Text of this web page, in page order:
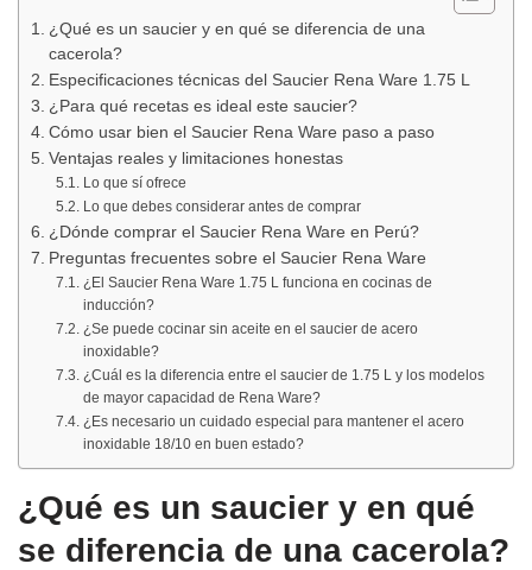
¿Qué es un saucier y en qué se diferencia de una
cacerola?
Especificaciones técnicas del Saucier Rena Ware 1.75 L
¿Para qué recetas es ideal este saucier?
Cómo usar bien el Saucier Rena Ware paso a paso
Ventajas reales y limitaciones honestas
Lo que sí ofrece
Lo que debes considerar antes de comprar
¿Dónde comprar el Saucier Rena Ware en Perú?
Preguntas frecuentes sobre el Saucier Rena Ware
¿El Saucier Rena Ware 1.75 L funciona en cocinas de
inducción?
¿Se puede cocinar sin aceite en el saucier de acero
inoxidable?
¿Cuál es la diferencia entre el saucier de 1.75 L y los modelos
de mayor capacidad de Rena Ware?
¿Es necesario un cuidado especial para mantener el acero
inoxidable 18/10 en buen estado?
¿Qué es un saucier y en qué
se diferencia de una cacerola?